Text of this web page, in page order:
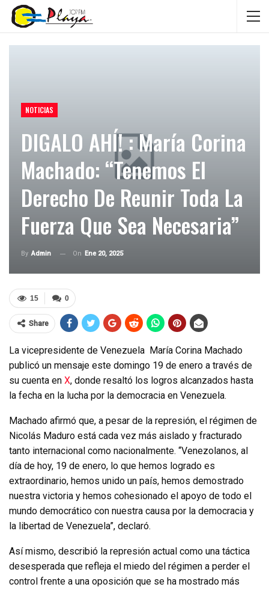
NOTICIAS
DIGALO AHÍ! : María Corina
Machado: “Tenemos El
Derecho De Reunir Toda La
Fuerza Que Sea Necesaria”
By Admin On Ene 20, 2025
0
15
Share
La vicepresidente de Venezuela María Corina Machado
publicó un mensaje este domingo 19 de enero a través de
su cuenta en X, donde resaltó los logros alcanzados hasta
la fecha en la lucha por la democracia en Venezuela.
Machado afirmó que, a pesar de la represión, el régimen de
Nicolás Maduro está cada vez más aislado y fracturado
tanto internacional como nacionalmente. “Venezolanos, al
día de hoy, 19 de enero, lo que hemos logrado es
extraordinario, hemos unido un país, hemos demostrado
nuestra victoria y hemos cohesionado el apoyo de todo el
mundo democrático con nuestra causa por la democracia y
la libertad de Venezuela”, declaró.
Así mismo, describió la represión actual como una táctica
desesperada que refleja el miedo del régimen a perder el
control frente a una oposición que se ha mostrado más